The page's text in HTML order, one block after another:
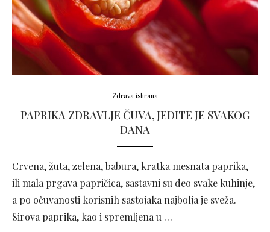
Zdrava ishrana
PAPRIKA ZDRAVLJE ČUVA, JEDITE JE SVAKOG
DANA
Crvena, žuta, zelena, babura, kratka mesnata paprika,
ili mala prgava papričica, sastavni su deo svake kuhinje,
a po očuvanosti korisnih sastojaka najbolja je sveža.
Sirova paprika, kao i spremljena u …